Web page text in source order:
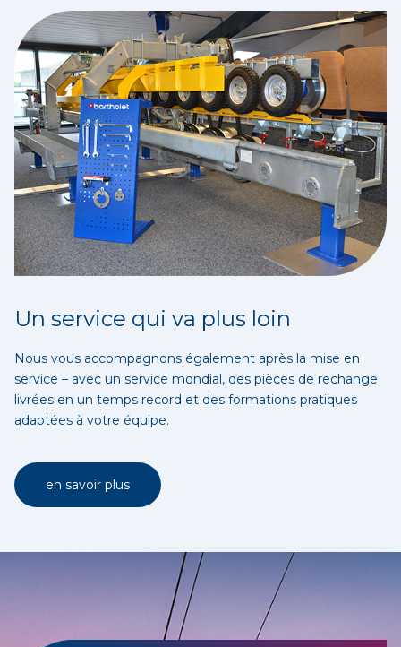
Un service qui va plus loin
Nous vous accompagnons également après la mise en
service – avec un service mondial, des pièces de rechange
livrées en un temps record et des formations pratiques
adaptées à votre équipe.
en savoir plus